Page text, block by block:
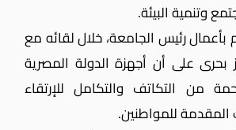
وتنمية البيئة.
بأعمال رئيس الجامعة، خلال لقائه مع
بحرى على أن أجهزة الدولة المصرية
من التكاتف والتكامل للإرتقاء
للمواطنين.